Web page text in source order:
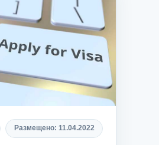
Размещено: 11.04.2022